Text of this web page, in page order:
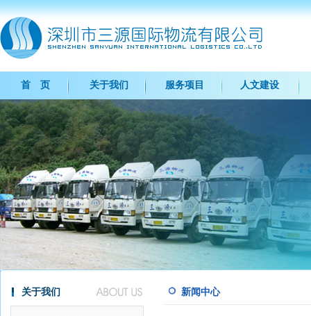
首 页 关于我们 服务项目 人文建设
关于我们 新闻中心